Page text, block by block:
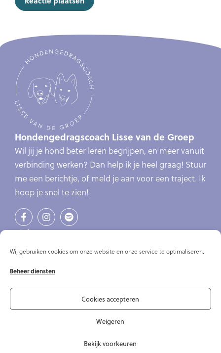
Wij gebruiken cookies om onze website en onze service te optimaliseren.
Beheer diensten
Cookies accepteren
Weigeren
Bekijk voorkeuren
Hondengedragscoach Lisse van de Groep
Wil jij je hond beter leren begrijpen, en meer vanuit
verbinding werken? Dan help ik je heel graag! Stuur
me een berichtje, of meld je aan voor een traject. Ik
hoop je snel te zien!
Links
Online cursus verlatingsangst
Online cursussen
Artikelen
Contact